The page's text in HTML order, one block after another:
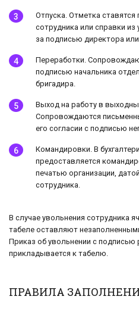
Отпуска. Отметка ставятся
сотрудника или справки из
за подписью директора
Переработки.
подписью начальника
бригадира.
Выход на работу в
Сопровождаются
его согласии с подписью
Командировки. В
предоставляется
печатью организации,
сотрудника.
В случае увольнения сотрудника
табеле оставляют
Приказ об увольнении с подписью
прикладывается к табелю.
ПРАВИЛА